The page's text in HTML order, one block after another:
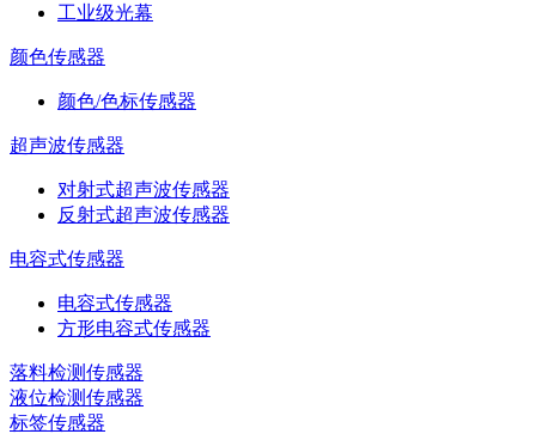
工业级光幕
颜色传感器
颜色/色标传感器
超声波传感器
对射式超声波传感器
反射式超声波传感器
电容式传感器
电容式传感器
方形电容式传感器
落料检测传感器
液位检测传感器
标签传感器